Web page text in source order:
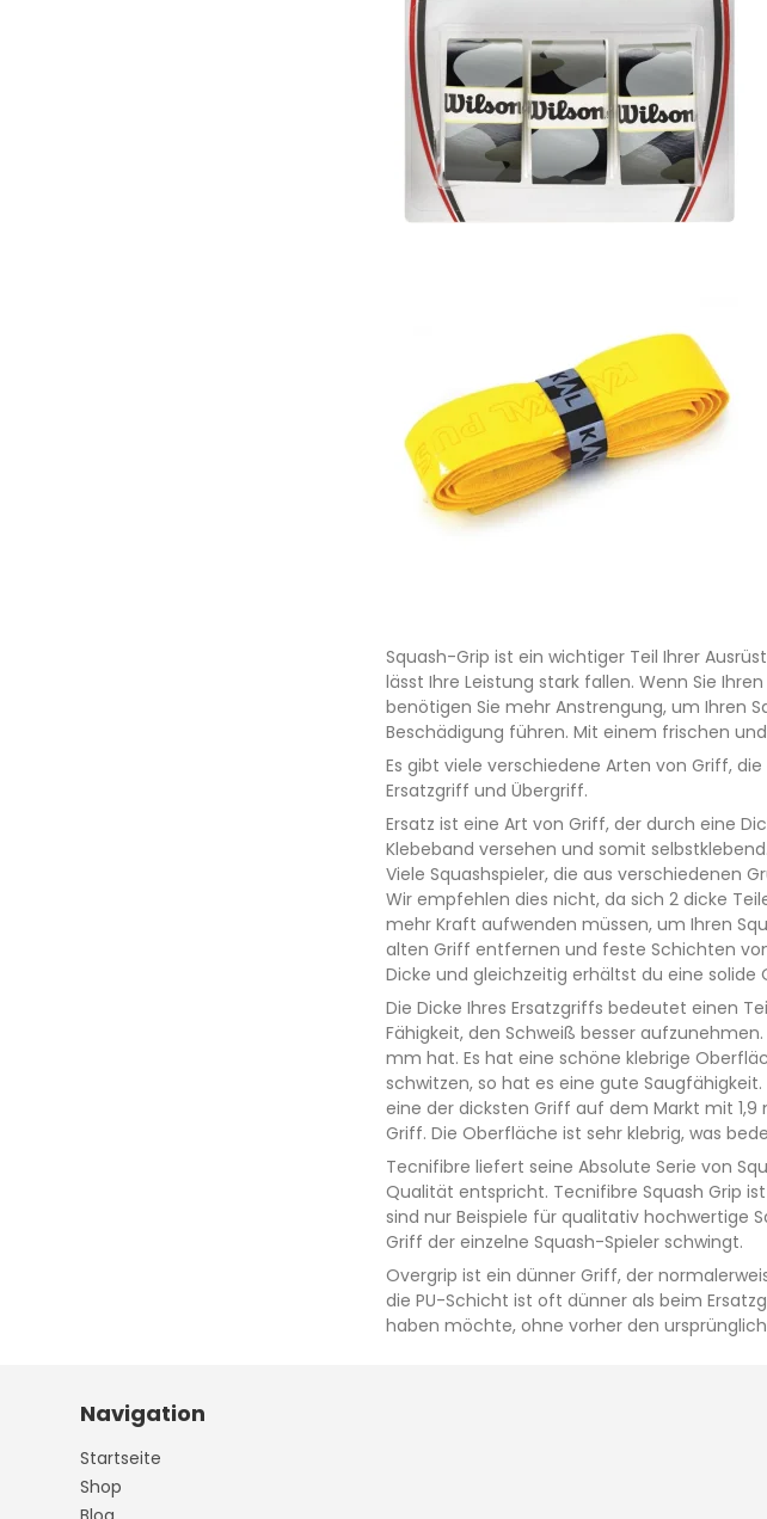
Squash-Grip ist ein wichtiger Teil Ihrer
lässt Ihre Leistung stark fallen. Wenn Sie
benötigen Sie mehr Anstrengung, um Ihren
Beschädigung führen. Mit einem frischen
Es gibt viele verschiedene Arten von Griff,
Ersatzgriff und Übergriff.
Ersatz ist eine Art von Griff, der durch eine
Klebeband versehen und somit
Viele Squashspieler, die aus verschiedenen
Wir empfehlen dies nicht, da sich 2 dicke
mehr Kraft aufwenden müssen, um Ihren
alten Griff entfernen und feste Schichten
Dicke und gleichzeitig erhältst du eine
Die Dicke Ihres Ersatzgriffs bedeutet einen
Fähigkeit, den Schweiß besser
mm hat. Es hat eine schöne klebrige
schwitzen, so hat es eine gute
eine der dicksten Griff auf dem Markt mit
Griff. Die Oberfläche ist sehr klebrig, was
Tecnifibre liefert seine Absolute Serie von
Qualität entspricht. Tecnifibre Squash Grip
sind nur Beispiele für qualitativ hochwertige
Griff der einzelne Squash-Spieler schwingt.
Overgrip ist ein dünner Griff, der
die PU-Schicht ist oft dünner als beim
haben möchte, ohne vorher den
Navigation
Startseite
Shop